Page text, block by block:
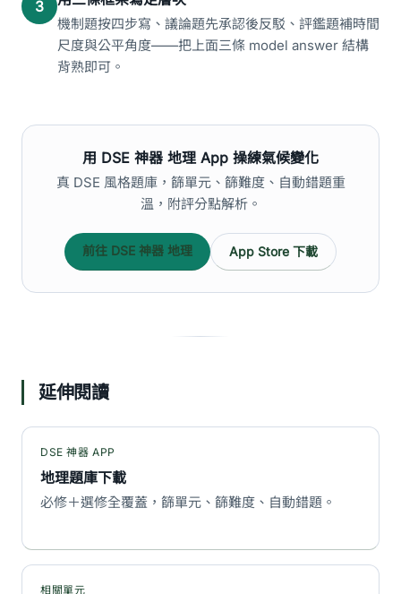
3
機制題按四步寫、議論題先承認後反駁、評鑑題補時間
尺度與公平角度——把上面三條 model answer 結構
背熟即可。
用 DSE 神器 地理 App 操練氣候變化
真 DSE 風格題庫，篩單元、篩難度、自動錯題重
溫，附評分點解析。
前往 DSE 神器 地理 App Store 下載
延伸閱讀
DSE 神器 APP
地理題庫下載
必修＋選修全覆蓋，篩單元、篩難度、自動錯題。
相關單元